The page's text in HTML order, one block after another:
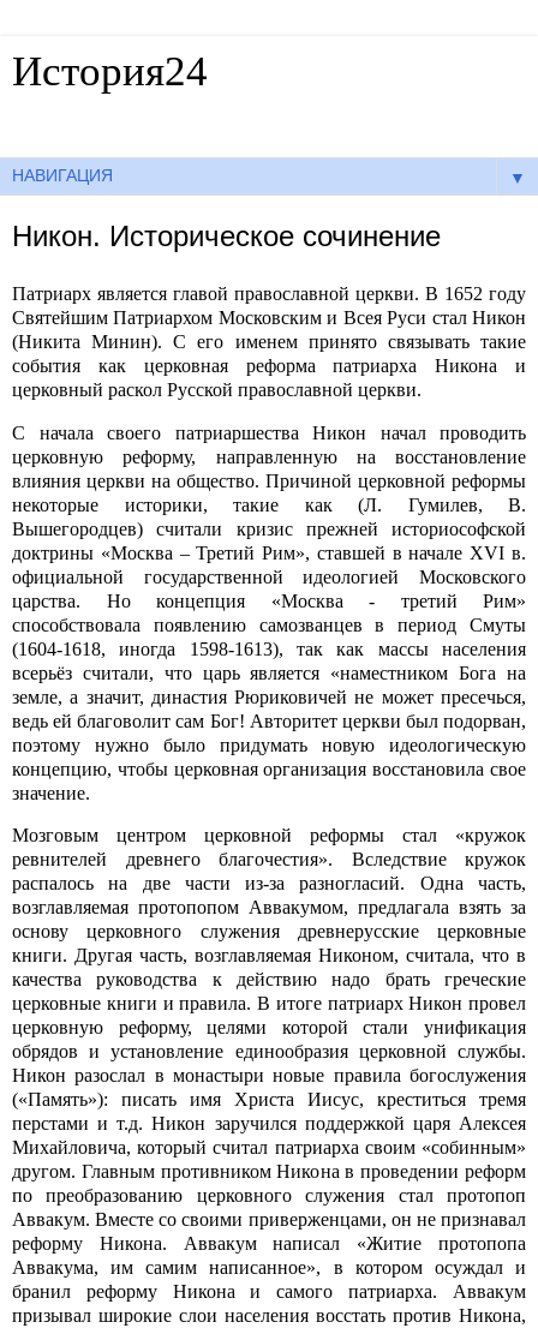
История24
▼
Никон. Историческое сочинение
Патриарх является главой православной церкви. В 1652 году
Святейшим Патриархом Московским и Всея Руси стал Никон
(Никита Минин). С его именем принято связывать такие
события как церковная реформа патриарха Никона и
церковный раскол Русской православной церкви.
С начала своего патриаршества Никон начал проводить
церковную реформу, направленную на восстановление
влияния церкви на общество. Причиной церковной реформы
некоторые историки, такие как (Л. Гумилев, В.
Вышегородцев) считали кризис прежней историософской
доктрины «Москва – Третий Рим», ставшей в начале XVI в.
официальной государственной идеологией Московского
царства. Но концепция «Москва - третий Рим»
способствовала появлению самозванцев в период Смуты
(1604-1618, иногда 1598-1613), так как массы населения
всерьёз считали, что царь является «наместником Бога на
земле, а значит, династия Рюриковичей не может пресечься,
ведь ей благоволит сам Бог! Авторитет церкви был подорван,
поэтому нужно было придумать новую идеологическую
концепцию, чтобы церковная организация восстановила свое
значение.
Мозговым центром церковной реформы стал «кружок
ревнителей древнего благочестия». Вследствие кружок
распалось на две части из-за разногласий. Одна часть,
возглавляемая протопопом Аввакумом, предлагала взять за
основу церковного служения древнерусские церковные
книги. Другая часть, возглавляемая Никоном, считала, что в
качества руководства к действию надо брать греческие
церковные книги и правила. В итоге патриарх Никон провел
церковную реформу, целями которой стали унификация
обрядов и установление единообразия церковной службы.
Никон разослал в монастыри новые правила богослужения
(«Память»): писать имя Христа Иисус, креститься тремя
перстами и т.д. Никон заручился поддержкой царя Алексея
Михайловича, который считал патриарха своим «собинным»
другом. Главным противником Никона в проведении реформ
по преобразованию церковного служения стал протопоп
Аввакум. Вместе со своими приверженцами, он не признавал
реформу Никона. Аввакум написал «Житие протопопа
Аввакума, им самим написанное», в котором осуждал и
бранил реформу Никона и самого патриарха. Аввакум
призывал широкие слои населения восстать против Никона,